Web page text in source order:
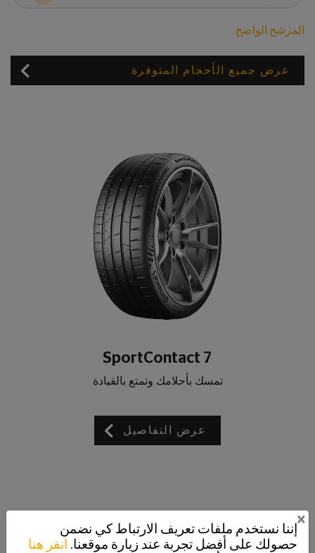
المرشح الواضح
عرض جميع الأحجام المتوفرة
SportContact 7
تمسك بأحلامك وتمتع بالقيادة
عرض التفاصيل
إننا نستخدم ملفات تعريف الارتباط كي نضمن
حصولك على أفضل تجربة عند زيارة موقعنا. انقر هنا
×